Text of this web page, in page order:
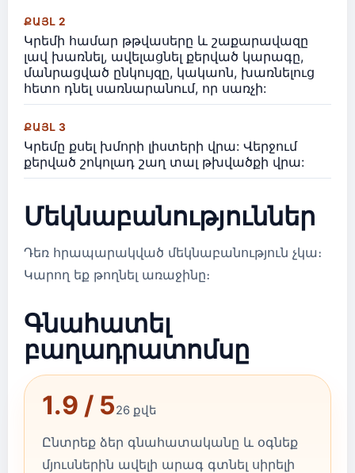
ՔԱՅԼ 2
Կրեմի համար թթվասերը և շաքարավազը
լավ խառնել, ավելացնել քերված կարագը,
մանրացված ընկույզը, կակաոն, խառնելուց
հետո դնել սառնարանում, որ սառչի:
ՔԱՅԼ 3
Կրեմը քսել խմորի լիստերի վրա: Վերջում
քերված շոկոլադ շաղ տալ թխվածքի վրա:
Մեկնաբանություններ
Դեռ հրապարակված մեկնաբանություն չկա։
Կարող եք թողնել առաջինը։
Գնահատել
բաղադրատոմսը
1.9 / 526 քվե
Ընտրեք ձեր գնահատականը և օգնեք
մյուսներին ավելի արագ գտնել սիրելի